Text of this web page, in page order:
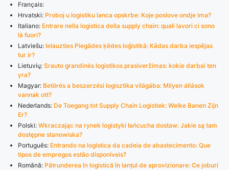
Français:
Hrvatski: Proboj u logistiku lanca opskrbe: Koje poslove ondje ima?
Italiano: Entrare nella logistica della supply chain: quali lavori ci sono
là fuori?
Latviešu: Ielauzties Piegādes ķēdes loģistikā: Kādas darba iespējas
tur ir?
Lietuvių: Srauto grandinės logistikos prasiveržimas: kokie darbai ten
yra?
Magyar: Betörés a beszerzési logisztika világába: Milyen állások
vannak ott?
Nederlands: De Toegang tot Supply Chain Logistiek: Welke Banen Zijn
Er?
Polski: Wkraczając na rynek logistyki łańcucha dostaw: Jakie są tam
dostępne stanowiska?
Português: Entrando na logística da cadeia de abastecimento: Que
tipos de empregos estão disponíveis?
Română: Pătrunderea în logistică în lanțul de aprovizionare: Ce joburi